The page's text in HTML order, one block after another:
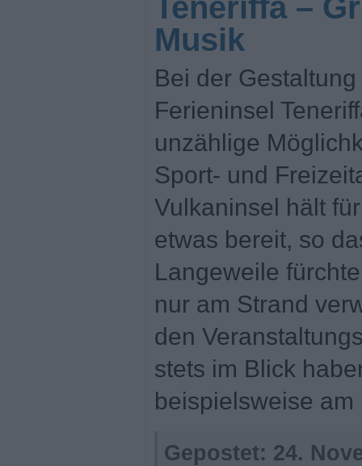
Teneriffa –
Musik
Bei der
Ferieninsel
unzählige
Sport- und
Vulkaninsel hält
etwas bereit, so
Langeweile
nur am Strand
den
stets im Blick
beispielsweise
Gepostet: 24.